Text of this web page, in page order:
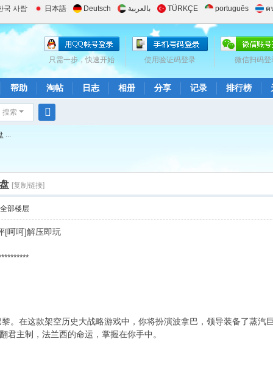
국 사람 日本語 Deutsch بالعربية TÜRKÇE português ค
微信扫码登
使用验证码登录
只需一步，快速开始
帮助 淘帖 日志 相册 分享 记录 排行榜
搜索
...
[复制链接]
部楼层
[呵呵]解压即玩
。在这款架空历史大战略游戏中，你将扮演波拿巴，领导装备了蒸
君主制，法兰西的命运，掌握在你手中。